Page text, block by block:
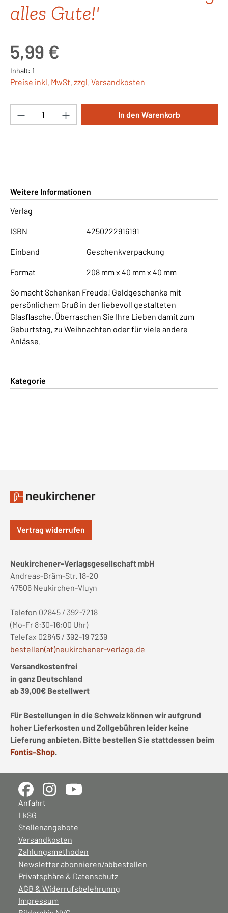
alles Gute!'
5,99 €
Inhalt: 1
Preise inkl. MwSt. zzgl. Versandkosten
Produkt Anzahl: Gib den gewünschten
In den Warenkorb
Weitere Informationen
Verlag
ISBN 4250222916191
Einband Geschenkverpackung
Format 208 mm x 40 mm x 40 mm
So macht Schenken Freude! Geldgeschenke mit
persönlichem Gruß in der liebevoll gestalteten
Glasflasche. Überraschen Sie Ihre Lieben damit zum
Geburtstag, zu Weihnachten oder für viele andere
Anlässe.
Kategorie
Vertrag widerrufen
Neukirchener-Verlagsgesellschaft mbH
Andreas-Bräm-Str. 18-20
47506 Neukirchen-Vluyn
Telefon 02845 / 392-7218
(Mo-Fr 8:30-16:00 Uhr)
Telefax 02845 / 392-19 7239
bestellen(at)neukirchener-verlage.de
Versandkostenfrei
in ganz Deutschland
ab 39,00€ Bestellwert
Für Bestellungen in die Schweiz können wir aufgrund
hoher Lieferkosten und Zollgebühren leider keine
Lieferung anbieten. Bitte bestellen Sie stattdessen beim
Fontis-Shop.
Anfahrt
LkSG
Stellenangebote
Versandkosten
Zahlungsmethoden
Newsletter abonnieren/abbestellen
Privatsphäre & Datenschutz
AGB & Widerrufsbelehrunng
Impressum